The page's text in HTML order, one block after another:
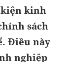
kinh
sách
Điều này
nghiệp